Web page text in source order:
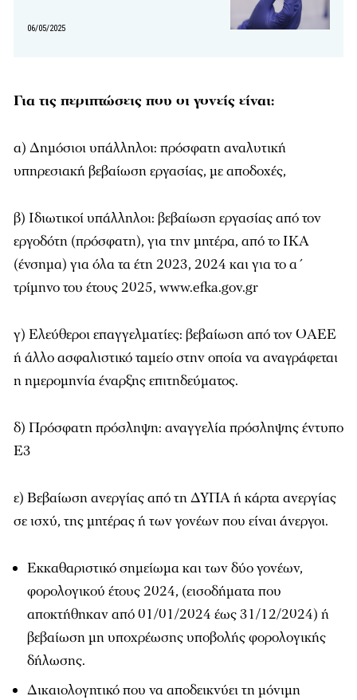
06/05/2025
Για τις περιπτώσεις που οι γονείς είναι:
α) Δημόσιοι υπάλληλοι: πρόσφατη αναλυτική
υπηρεσιακή βεβαίωση εργασίας, με αποδοχές,
β) Ιδιωτικοί υπάλληλοι: βεβαίωση εργασίας από τον
εργοδότη (πρόσφατη), για την μητέρα, από το ΙΚΑ
(ένσημα) για όλα τα έτη 2023, 2024 και για το α΄
τρίμηνο του έτους 2025, www.efka.gov.gr
γ) Ελεύθεροι επαγγελματίες: βεβαίωση από τον ΟΑΕΕ
ή άλλο ασφαλιστικό ταμείο στην οποία να αναγράφεται
η ημερομηνία έναρξης επιτηδεύματος.
δ) Πρόσφατη πρόσληψη: αναγγελία πρόσληψης έντυπο
Ε3
ε) Βεβαίωση ανεργίας από τη ΔΥΠΑ ή κάρτα ανεργίας
σε ισχύ, της μητέρας ή των γονέων που είναι άνεργοι.
Εκκαθαριστικό σημείωμα και των δύο γονέων,
φορολογικού έτους 2024, (εισοδήματα που
αποκτήθηκαν από 01/01/2024 έως 31/12/2024) ή
βεβαίωση μη υποχρέωσης υποβολής φορολογικής
δήλωσης.
Δικαιολογητικό που να αποδεικνύει τη μόνιμη